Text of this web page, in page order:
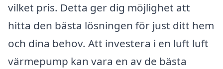
vilket pris. Detta ger dig möjlighet att
hitta den bästa lösningen för just ditt hem
och dina behov. Att investera i en luft luft
värmepump kan vara en av de bästa